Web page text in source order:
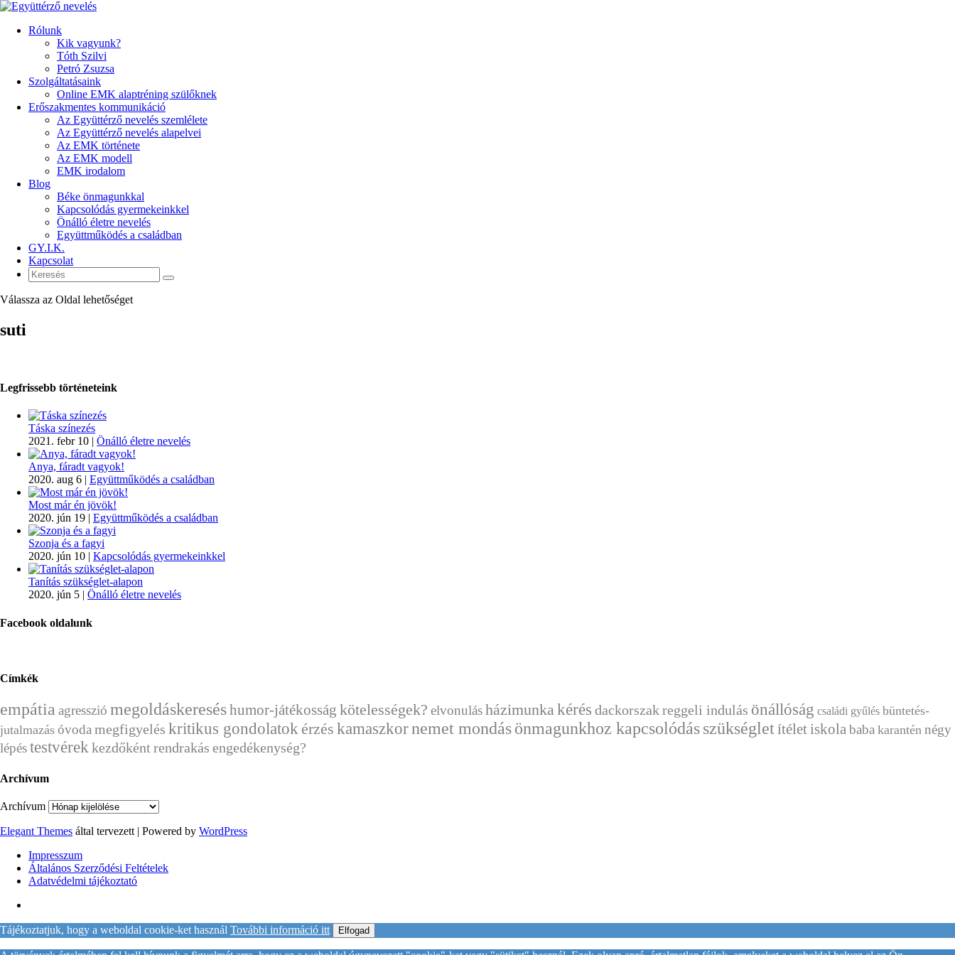
Rólunk
Kik vagyunk?
Tóth Szilvi
Petró Zsuzsa
Szolgáltatásaink
Online EMK alaptréning szülőknek
Erőszakmentes kommunikáció
Az Együttérző nevelés szemlélete
Az Együttérző nevelés alapelvei
Az EMK története
Az EMK modell
EMK irodalom
Blog
Béke önmagunkkal
Kapcsolódás gyermekeinkkel
Önálló életre nevelés
Együttműködés a családban
GY.I.K.
Kapcsolat
Válassza az Oldal lehetőséget
suti
Legfrissebb történeteink
Táska színezés
2021. febr 10 | Önálló életre nevelés
Anya, fáradt vagyok!
2020. aug 6 | Együttműködés a családban
Most már én jövök!
2020. jún 19 | Együttműködés a családban
Szonja és a fagyi
2020. jún 10 | Kapcsolódás gyermekeinkkel
Tanítás szükséglet-alapon
2020. jún 5 | Önálló életre nevelés
Facebook oldalunk
Címkék
empátia agresszió megoldáskereséshumor-játékosság kötelességek? elvonulásházimunkakérés dackorszakreggeli indulás önállóság családi gyűlés büntetés-
jutalmazás óvodamegfigyelés kritikus gondolatok érzés kamaszkornemet mondásönmagunkhoz kapcsolódásszükségletítéletiskolababa karantén négy
lépéstestvérekkezdőkéntrendrakás engedékenység?
Archívum
Archívum
Elegant Themes által tervezett | Powered by WordPress
Impresszum
Általános Szerződési Feltételek
Adatvédelmi tájékoztató
Tájékoztatjuk, hogy a weboldal cookie-ket használ További információ itt Elfogad